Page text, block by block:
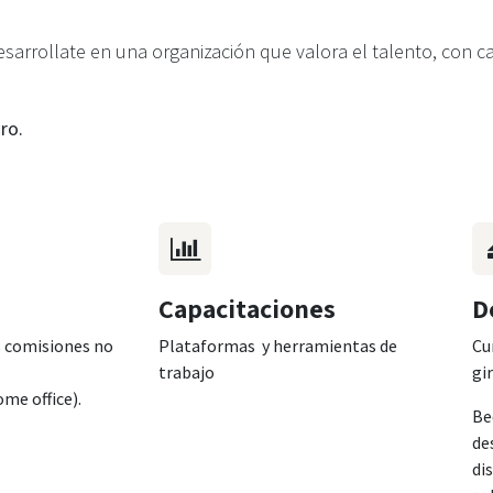
en una organización que valora el talento, con
comisiones no
office).
Capacitaciones
Plataformas y herramientas de
trabajo